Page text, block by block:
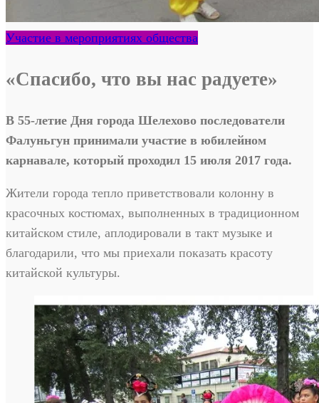
Участие в мероприятиях общества
«Спасибо, что вы нас радуете»
В 55-летие Дня города Шелехово последователи
Фалуньгун принимали участие в юбилейном
карнавале, который проходил 15 июля 2017 года.
Жители города тепло приветствовали колонну в
красочных костюмах, выполненных в традиционном
китайском стиле, аплодировали в такт музыке и
благодарили, что мы приехали показать красоту
китайской культуры.